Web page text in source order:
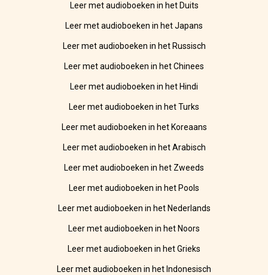
Leer met audioboeken in het Duits
Leer met audioboeken in het Japans
Leer met audioboeken in het Russisch
Leer met audioboeken in het Chinees
Leer met audioboeken in het Hindi
Leer met audioboeken in het Turks
Leer met audioboeken in het Koreaans
Leer met audioboeken in het Arabisch
Leer met audioboeken in het Zweeds
Leer met audioboeken in het Pools
Leer met audioboeken in het Nederlands
Leer met audioboeken in het Noors
Leer met audioboeken in het Grieks
Leer met audioboeken in het Indonesisch